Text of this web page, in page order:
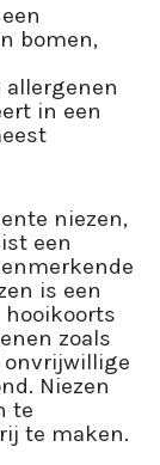
bomen,
in een
niezen,
een
is een
zoals
onvrijwillige
Niezen
te
te maken.